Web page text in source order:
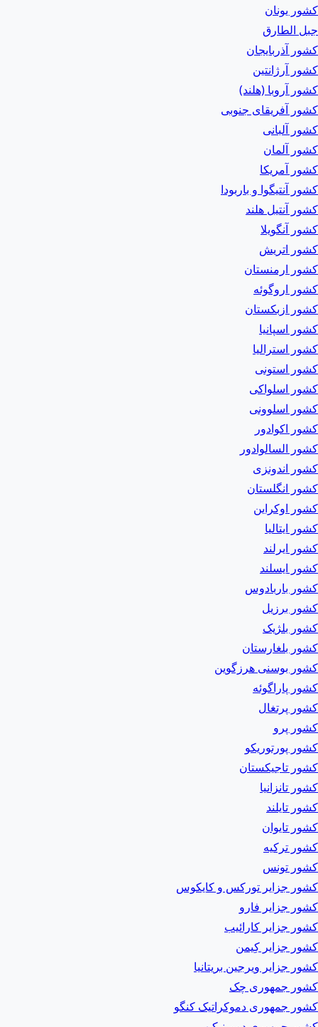
کشور یونان
جبل الطارق
کشور آذربایجان
کشور آرژانتین
کشور آروبا (هلند)
کشور آفریقای جنوبی
کشور آلبانی
کشور آلمان
کشور آمریکا
کشور آنتیگوا و باربودا
کشور آنتیل هلند
کشور آنگویلا
کشور اتریش
کشور ارمنستان
کشور اروگوئه
کشور ازبکستان
کشور اسپانیا
کشور استرالیا
کشور استونی
کشور اسلواکی
کشور اسلوونی
کشور اکوادور
کشور السالوادور
کشور اندونزی
کشور انگلستان
کشور اوکراین
کشور ایتالیا
کشور ایرلند
کشور ایسلند
کشور باربادوس
کشور برزیل
کشور بلژیک
کشور بلغارستان
کشور بوسنی هرزگوین
کشور پاراگوئه
کشور پرتغال
کشور پرو
کشور پورتوریکو
کشور تاجیکستان
کشور تانزانیا
کشور تایلند
کشور تایوان
کشور ترکیه
کشور تونس
کشور جزایر تورکس و کایکوس
کشور جزایر فارو
کشور جزایر کارائیب
کشور جزایر کِیمن
کشور جزایر ویرجین بریتانیا
کشور جمهوری چک
کشور جمهوری دموکراتیک کنگو